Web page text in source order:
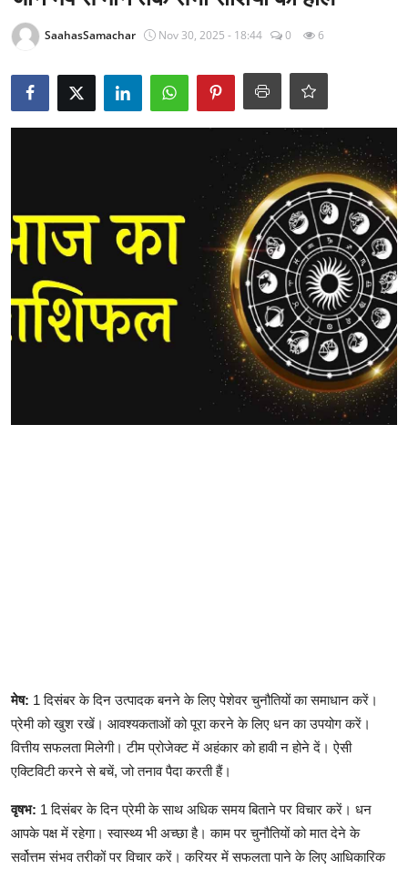
Epaper
टेक
SaahasSamachar Nov 30, 2025 - 18:44 0 6
मेष: 1 दिसंबर के दिन उत्पादक बनने के लिए पेशेवर चुनौतियों का समाधान करें।
प्रेमी को खुश रखें। आवश्यकताओं को पूरा करने के लिए धन का उपयोग करें।
वित्तीय सफलता मिलेगी। टीम प्रोजेक्ट में अहंकार को हावी न होने दें। ऐसी
एक्टिविटी करने से बचें, जो तनाव पैदा करती हैं।
वृषभ: 1 दिसंबर के दिन प्रेमी के साथ अधिक समय बिताने पर विचार करें। धन
आपके पक्ष में रहेगा। स्वास्थ्य भी अच्छा है। काम पर चुनौतियों को मात देने के
सर्वोत्तम संभव तरीकों पर विचार करें। करियर में सफलता पाने के लिए आधिकारिक